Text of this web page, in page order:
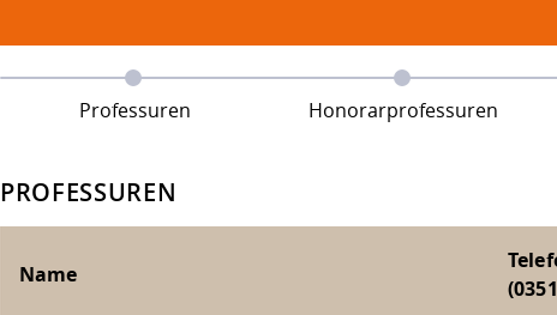
Professuren Honorarprofessuren
PROFESSUREN
Name